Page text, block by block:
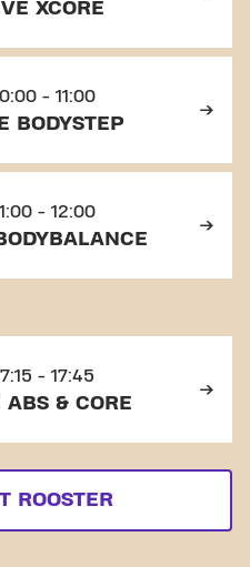
XCORE
- 11:00
BODYSTEP
- 12:00
- 17:45
ABS & CORE
ROOSTER